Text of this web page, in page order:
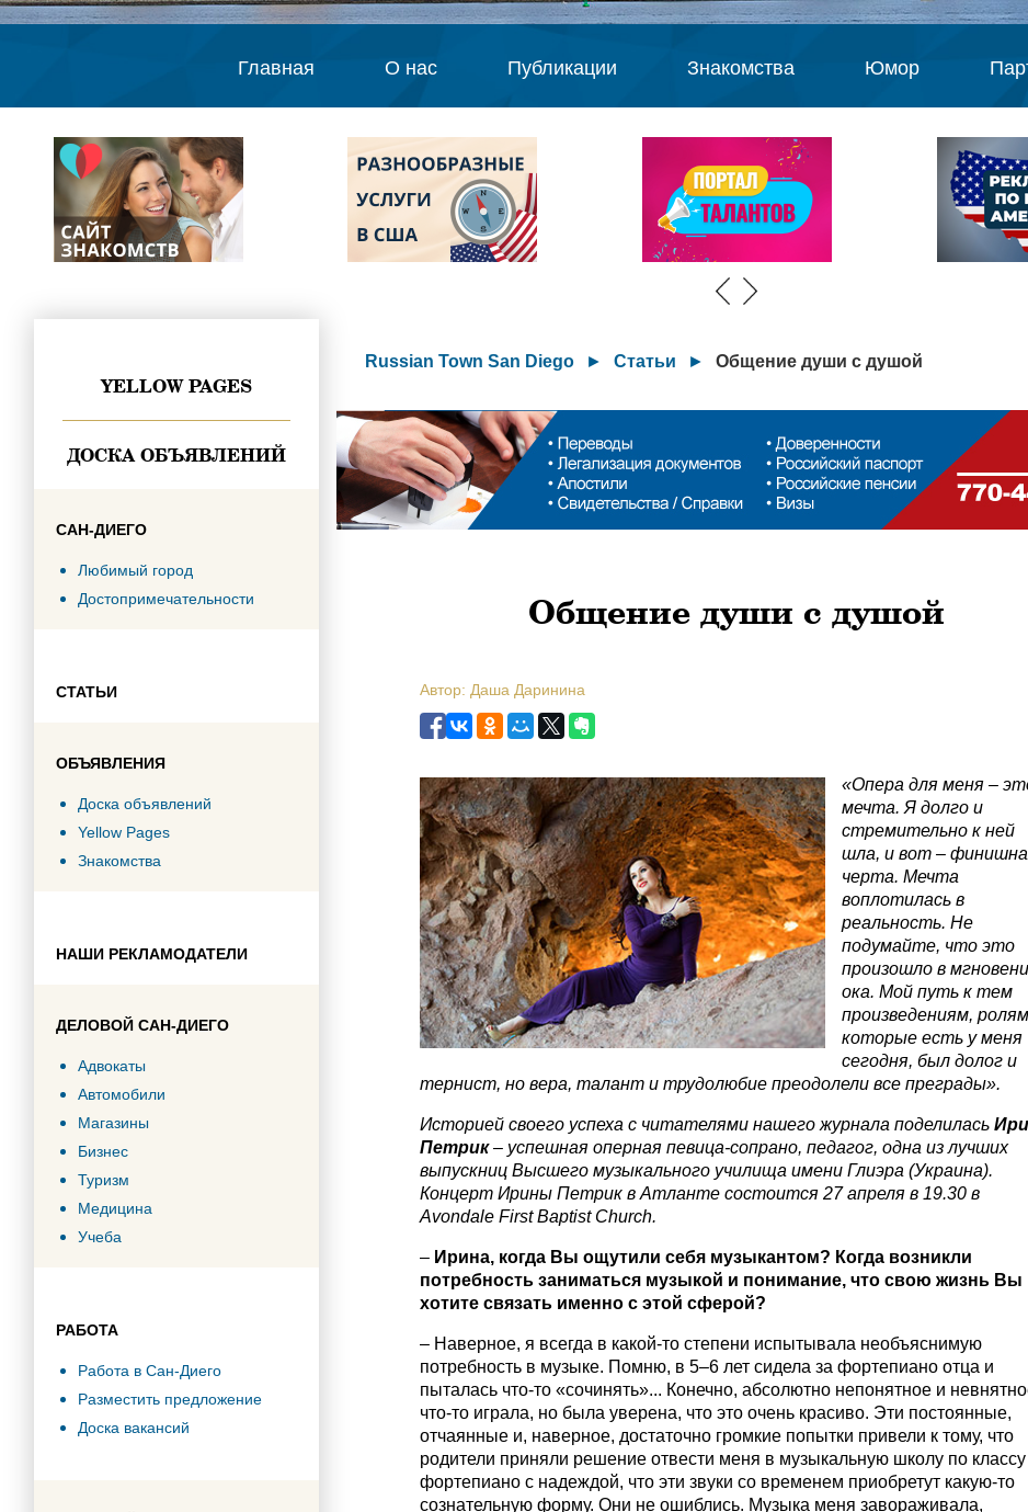
Главная О нас Публикации Знакомства Юмор
YELLOW PAGES
ДОСКА ОБЪЯВЛЕНИЙ
САН-ДИЕГО
Любимый город
Достопримечательности
СТАТЬИ
ОБЪЯВЛЕНИЯ
Доска объявлений
Yellow Pages
Знакомства
НАШИ РЕКЛАМОДАТЕЛИ
ДЕЛОВОЙ САН-ДИЕГО
Адвокаты
Автомобили
Магазины
Бизнес
Туризм
Медицина
Учеба
РАБОТА
Работа в Сан-Диего
Разместить предложение
Доска вакансий
Russian Town San Diego ► Статьи ► Общение души с душой
Общение души с душой
Автор: Даша Даринина
«Опера для меня –
мечта. Я долго и
стремительно к ней
шла, и вот –
черта. Мечта
воплотилась в
реальность. Не
подумайте, что это
произошло в
ока. Мой путь к тем
произведениям,
которые есть у меня
сегодня, был долог и
тернист, но вера, талант и трудолюбие преодолели все преграды».
Историей своего успеха с читателями нашего журнала поделилась
Петрик– успешная оперная певица-сопрано, педагог, одна из лучших
выпускниц Высшего музыкального училища имени Глиэра (Украина).
Концерт Ирины Петрик в Атланте состоится 27 апреля в 19.30 в
Avondale First Baptist Church.
– Ирина, когда Вы ощутили себя музыкантом? Когда возникли
потребность заниматься музыкой и понимание, что свою жизнь Вы
хотите связать именно с этой сферой?
– Наверное, я всегда в какой-то степени испытывала необъяснимую
потребность в музыке. Помню, в 5–6 лет сидела за фортепиано отца и
пыталась что-то «сочинять»... Конечно, абсолютно непонятное и
что-то играла, но была уверена, что это очень красиво. Эти постоянные,
отчаянные и, наверное, достаточно громкие попытки привели к тому, что
родители приняли решение отвести меня в музыкальную школу по классу
фортепиано с надеждой, что эти звуки со временем приобретут какую-то
сознательную форму. Они не ошиблись. Музыка меня завораживала,